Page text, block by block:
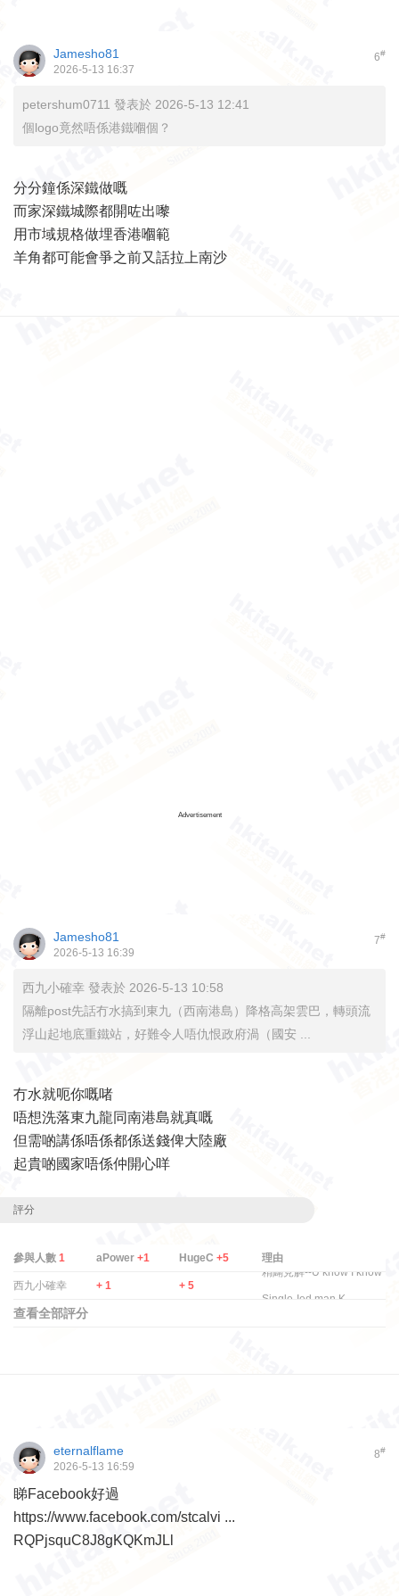
6#
Jamesho81
2026-5-13 16:37
petershum0711 發表於 2026-5-13 12:41
個logo竟然唔係港鐵嗰個？
分分鐘係深鐵做嘅
而家深鐵城際都開咗出嚟
用市域規格做埋香港嗰範
羊角都可能會爭之前又話拉上南沙
Advertisement
7#
Jamesho81
2026-5-13 16:39
西九小確幸 發表於 2026-5-13 10:58
隔離post先話冇水搞到東九（西南港島）降格高架雲巴，轉頭流
浮山起地底重鐵站，好難令人唔仇恨政府渦（國安 ...
冇水就呃你嘅啫
唔想洗落東九龍同南港島就真嘅
但需啲講係唔係都係送錢俾大陸廠
起貴啲國家唔係仲開心咩
評分
參與人數 1 aPower +1 HugeC +5 理由
西九小確幸 + 1 + 5
精闢見解--U know I know
Single-Ied man K ...
查看全部評分
8#
eternalflame
2026-5-13 16:59
睇Facebook好過
https://www.facebook.com/stcalvi ...
RQPjsquC8J8gKQKmJLl